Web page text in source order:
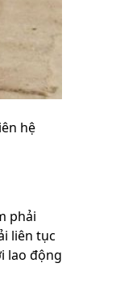
hệ
phải
liên tục
lao động